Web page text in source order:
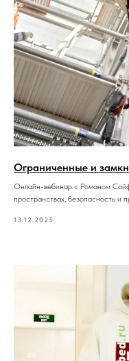
Ограниченные и
Онлайн-вебинар с Романом
пространствах, безопасность и
13.12.2025